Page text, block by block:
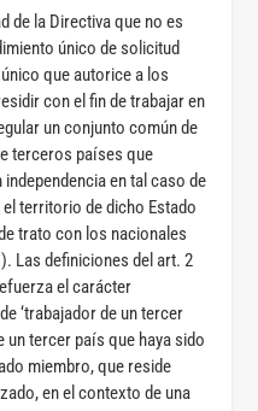
de la Directiva que no es
único de solicitud
que autorice a los
con el fin de trabajar en
un conjunto común de
terceros países que
en tal caso de
territorio de dicho Estado
trato con los nacionales
Las definiciones del art. 2
el carácter
‘trabajador de un tercer
un tercer país que haya sido
miembro, que reside
en el contexto de una